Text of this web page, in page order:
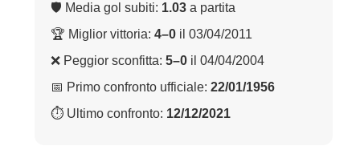
🛡 Media gol subiti: 1.03 a partita
🏆 Miglior vittoria: 4–0 il 03/04/2011
❌ Peggior sconfitta: 5–0 il 04/04/2004
📅 Primo confronto ufficiale: 22/01/1956
⏱ Ultimo confronto: 12/12/2021